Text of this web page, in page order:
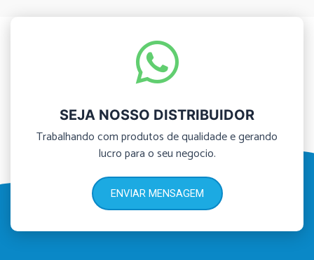
SEJA NOSSO DISTRIBUIDOR
Trabalhando com produtos de qualidade e gerando
lucro para o seu negocio.
ENVIAR MENSAGEM